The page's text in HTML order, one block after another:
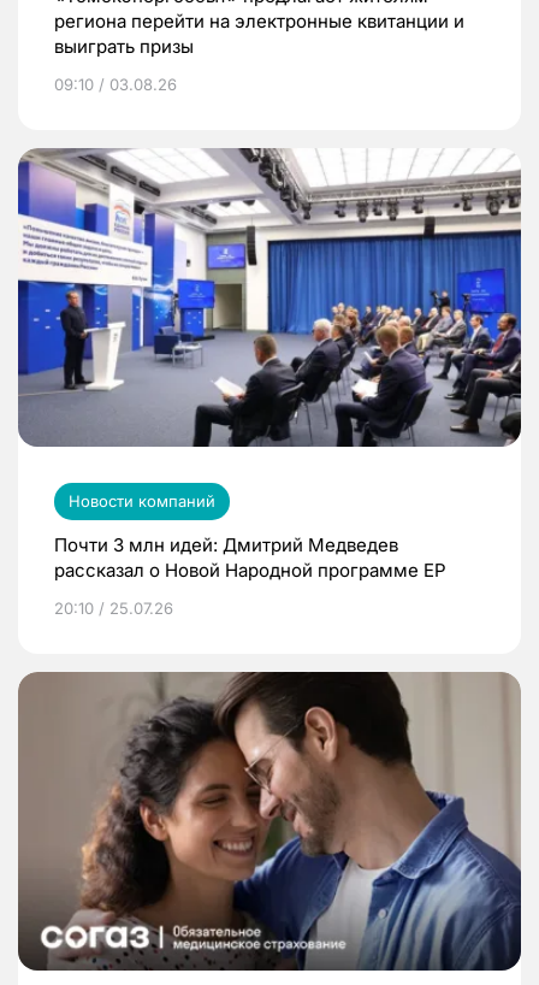
региона перейти на электронные квитанции и
выиграть призы
09:10 / 03.08.26
Новости компаний
Почти 3 млн идей: Дмитрий Медведев
рассказал о Новой Народной программе ЕР
20:10 / 25.07.26